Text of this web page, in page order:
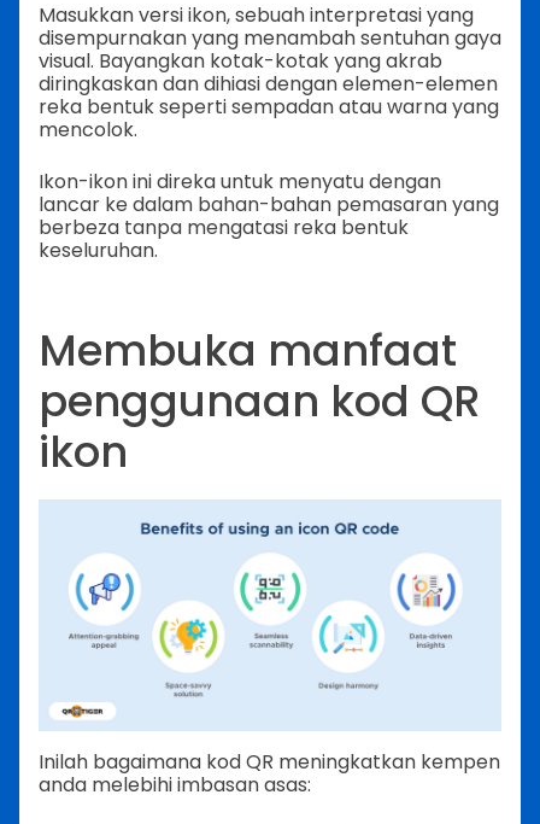
Masukkan versi ikon, sebuah interpretasi yang
disempurnakan yang menambah sentuhan gaya
visual. Bayangkan kotak-kotak yang akrab
diringkaskan dan dihiasi dengan elemen-elemen
reka bentuk seperti sempadan atau warna yang
mencolok.
Ikon-ikon ini direka untuk menyatu dengan
lancar ke dalam bahan-bahan pemasaran yang
berbeza tanpa mengatasi reka bentuk
keseluruhan.
Membuka manfaat
penggunaan kod QR
ikon
Inilah bagaimana kod QR meningkatkan kempen
anda melebihi imbasan asas: